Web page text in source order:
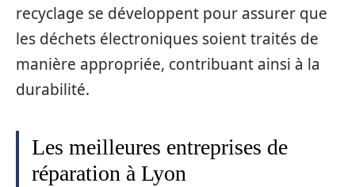
recyclage se développent pour assurer que
les déchets électroniques soient traités de
manière appropriée, contribuant ainsi à la
durabilité.
Les meilleures entreprises de
réparation à Lyon